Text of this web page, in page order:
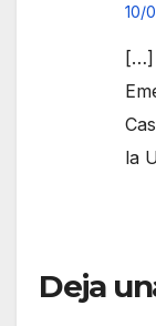
10/
[…]
la
Deja